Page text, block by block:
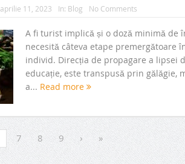
aprilie 11, 2023 In: Blog No Comments
A fi turist implică și o doză minimă de
necesită câteva etape premergătoare
individ. Direcția de propagare a lipsei
educație, este transpusă prin gălăgie,
a... Read more
7 8 9 › »